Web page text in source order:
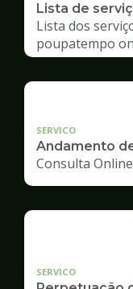
Lista de
Lista dos
poupatempo
SERVICO
Andamento
Consulta Online
SERVICO